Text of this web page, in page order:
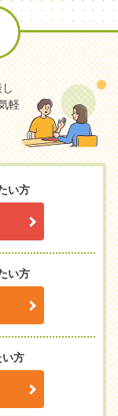
し
軽
い方
い方
い方